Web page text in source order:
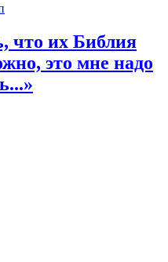
что их Библия
это мне надо